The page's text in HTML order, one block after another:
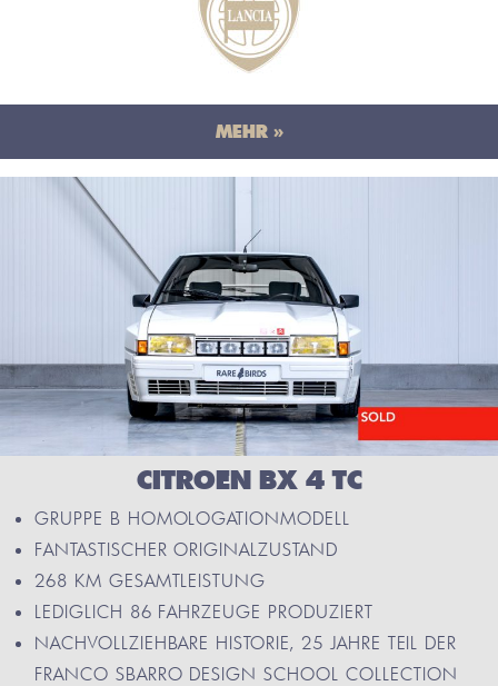
MEHR »
CITROEN BX 4 TC
GRUPPE B HOMOLOGATIONMODELL
FANTASTISCHER ORIGINALZUSTAND
268 KM GESAMTLEISTUNG
LEDIGLICH 86 FAHRZEUGE PRODUZIERT
NACHVOLLZIEHBARE HISTORIE, 25 JAHRE TEIL DER
FRANCO SBARRO DESIGN SCHOOL COLLECTION